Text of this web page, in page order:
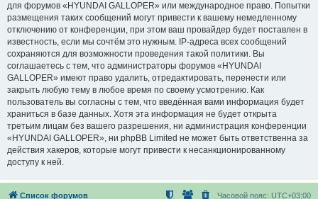
для форумов «HYUNDAI GALLOPER» или международное право. Попытки
размещения таких сообщений могут привести к вашему немедленному
отключению от конференции, при этом ваш провайдер будет поставлен в
известность, если мы сочтём это нужным. IP-адреса всех сообщений
сохраняются для возможности проведения такой политики. Вы
соглашаетесь с тем, что администраторы форумов «HYUNDAI
GALLOPER» имеют право удалить, отредактировать, перенести или
закрыть любую тему в любое время по своему усмотрению. Как
пользователь вы согласны с тем, что введённая вами информация будет
храниться в базе данных. Хотя эта информация не будет открыта
третьим лицам без вашего разрешения, ни администрация конференции
«HYUNDAI GALLOPER», ни phpBB Limited не может быть ответственна за
действия хакеров, которые могут привести к несанкционированному
доступу к ней.
Список форумов Часовой пояс: UTC+03:00